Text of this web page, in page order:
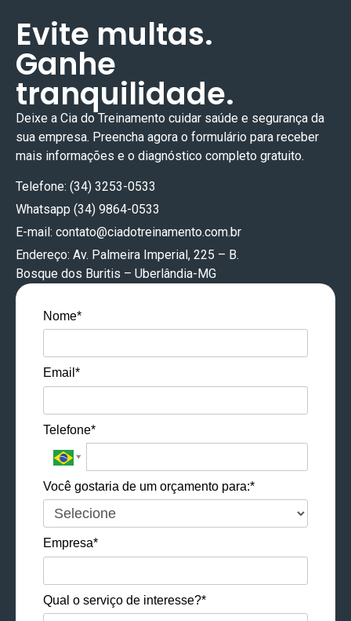
Evite multas.
Ganhe
tranquilidade.
Deixe a Cia do Treinamento cuidar saúde e segurança da
sua empresa. Preencha agora o formulário para receber
mais informações e o diagnóstico completo gratuito.
Telefone: (34) 3253-0533
Whatsapp (34) 9864-0533
E-mail: contato@ciadotreinamento.com.br
Endereço: Av. Palmeira Imperial, 225 – B.
Bosque dos Buritis – Uberlândia-MG
Nome*
Email*
Telefone*
Você gostaria de um orçamento para:*
Empresa*
Qual o serviço de interesse?*